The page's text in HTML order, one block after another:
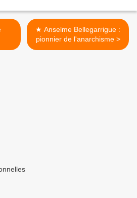
★ Anselme Bellegarrigue :
pionnier de l'anarchisme >